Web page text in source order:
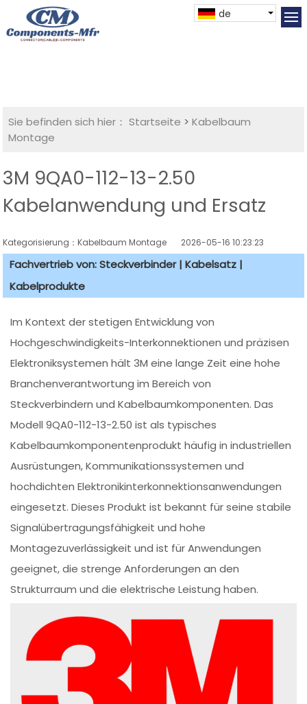
de
Sie befinden sich hier： Startseite >Kabelbaum
Montage
3M 9QA0-112-13-2.50
Kabelanwendung und Ersatz
Kategorisierung：Kabelbaum Montage 2026-05-16 10:23:23
Fachvertrieb von: Steckverbinder | Kabelsatz |
Kabelprodukte
Im Kontext der stetigen Entwicklung von
Hochgeschwindigkeits-Interkonnektionen und präzisen
Elektroniksystemen hält 3M eine lange Zeit eine hohe
Branchenverantwortung im Bereich von
Steckverbindern und Kabelbaumkomponenten. Das
Modell 9QA0-112-13-2.50 ist als typisches
Kabelbaumkomponentenprodukt häufig in industriellen
Ausrüstungen, Kommunikationssystemen und
hochdichten Elektronikinterkonnektionsanwendungen
eingesetzt. Dieses Produkt ist bekannt für seine stabile
Signalübertragungsfähigkeit und hohe
Montagezuverlässigkeit und ist für Anwendungen
geeignet, die strenge Anforderungen an den
Strukturraum und die elektrische Leistung haben.